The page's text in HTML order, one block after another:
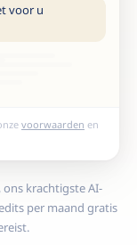
voor u
voorwaarden en
, ons krachtigste AI-
per maand gratis